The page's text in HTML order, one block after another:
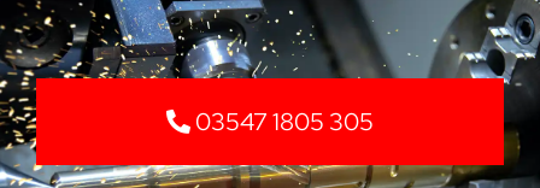
03547 1805 305